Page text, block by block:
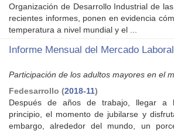
Organización de Desarrollo Industrial de
recientes informes, ponen en evidencia
temperatura a nivel mundial y el ...
Informe Mensual del Mercado
Participación de los adultos mayores en el
Fedesarrollo (2018-11)
Después de años de trabajo, llegar a
principio, el momento de jubilarse y
embargo, alrededor del mundo, un